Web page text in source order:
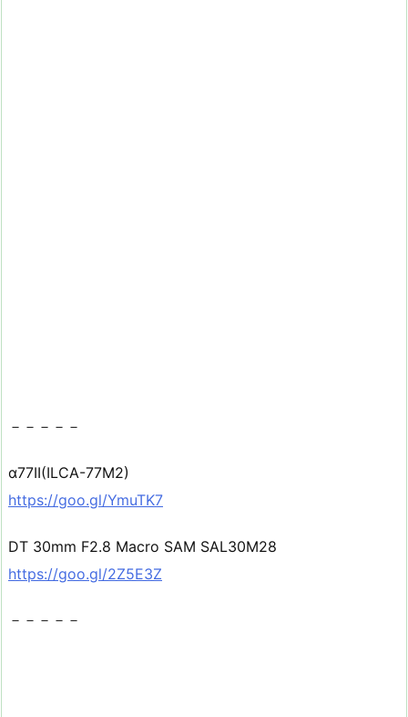
－－－－－
α77II(ILCA-77M2)
https://goo.gl/YmuTK7
DT 30mm F2.8 Macro SAM SAL30M28
https://goo.gl/2Z5E3Z
－－－－－